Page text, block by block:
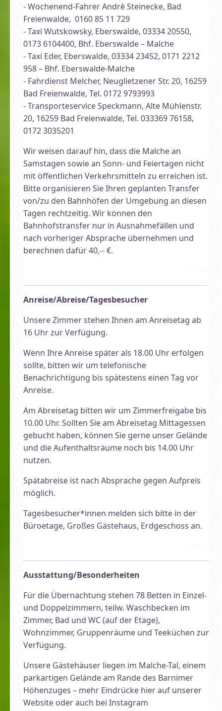
- Wochenend-Fahrer Andrè Steinecke, Bad
Freienwalde, 0160 85 11 729
- Taxi Wutskowsky, Eberswalde, 03334 20550,
0173 6104400, Bhf. Eberswalde – Malche
- Taxi Eder, Eberswalde, 03334 23452, 0171 2212
958 – Bhf. Eberswalde-Malche
- Fahrdienst Melcher, Neuglietzener Str. 20, 16259
Bad Freienwalde, Tel. 0172 9793993
- Transporteservice Speckmann, Alte Mühlenstr.
20, 16259 Bad Freienwalde, Tel. 033369 76158,
0172 3035201
Wir weisen darauf hin, dass die Malche an
Samstagen sowie an Sonn- und Feiertagen nicht
mit öffentlichen Verkehrsmitteln zu erreichen ist.
Bitte organisieren Sie Ihren geplanten Transfer
von/zu den Bahnhöfen der Umgebung an diesen
Tagen rechtzeitig. Wir können den
Bahnhofstransfer nur in Ausnahmefällen und
nach vorheriger Absprache übernehmen und
berechnen dafür 40,-- €.
Anreise/Abreise/Tagesbesucher
Unsere Zimmer stehen Ihnen am Anreisetag ab
16 Uhr zur Verfügung.
Wenn Ihre Anreise später als 18.00 Uhr erfolgen
sollte, bitten wir um telefonische
Benachrichtigung bis spätestens einen Tag vor
Anreise.
Am Abreisetag bitten wir um Zimmerfreigabe bis
10.00 Uhr. Sollten Sie am Abreisetag Mittagessen
gebucht haben, können Sie gerne unser Gelände
und die Aufenthaltsräume noch bis 14.00 Uhr
nutzen.
Spätabreise ist nach Absprache gegen Aufpreis
möglich.
Tagesbesucher*innen melden sich bitte in der
Büroetage, Großes Gästehaus, Erdgeschoss an.
Ausstattung/Besonderheiten
Für die Übernachtung stehen 78 Betten in Einzel-
und Doppelzimmern, teilw. Waschbecken im
Zimmer, Bad und WC (auf der Etage),
Wohnzimmer, Gruppenräume und Teeküchen zur
Verfügung.
Unsere Gästehäuser liegen im Malche-Tal, einem
parkartigen Gelände am Rande des Barnimer
Höhenzuges – mehr Eindrücke hier auf unserer
Website oder auch bei Instagram